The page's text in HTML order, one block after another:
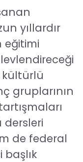
yıllardır
eğitimi
kültürlü
gruplarının
de federal
başlık